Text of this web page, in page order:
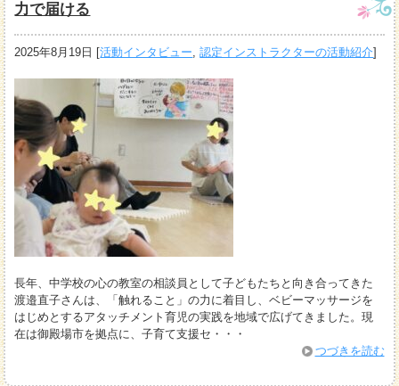
力で届ける
2025年8月19日 [活動インタビュー ,認定インストラクターの活動紹介]
長年、中学校の心の教室の相談員として子どもたちと向き合ってきた
渡邉直子さんは、「触れること」の力に着目し、ベビーマッサージを
はじめとするアタッチメント育児の実践を地域で広げてきました。現
在は御殿場市を拠点に、子育て支援セ・・・
つづきを読む